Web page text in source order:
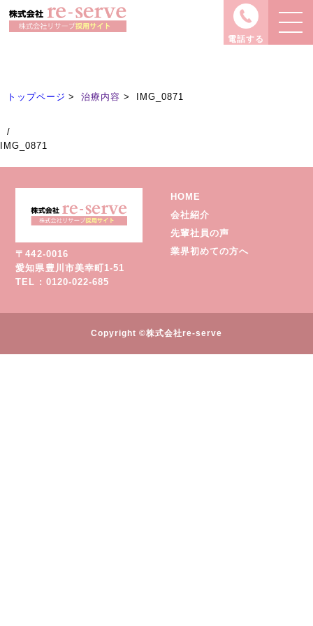
電話する
Treatment
トップページ 治療内容 IMG_0871
/
IMG_0871
〒442-0016
愛知県豊川市美幸町1-51
TEL : 0120-022-685
HOME
会社紹介
先輩社員の声
業界初めての方へ
Copyright ©株式会社re-serve